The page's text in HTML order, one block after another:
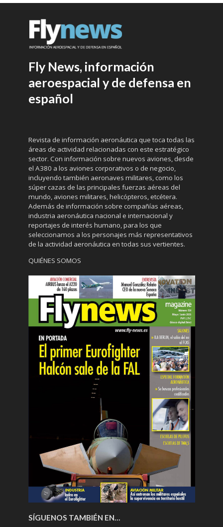
Fly News, información
aeroespacial y de defensa en
español
Revista de información aeronáutica que toca todas las
áreas de actividad relacionadas con este estratégico
sector. Con información sobre nuevos aviones, desde
el A380 a los aviones corporativos o de negocio,
incluyendo también aeronaves militares, como los
súper cazas de las principales fuerzas aéreas del
mundo, aviones militares, helicópteros, etcétera.
Además de información sobre compañías aéreas,
industria aeronáutica nacional e internacional y
reportajes de interés humano, para los que
seleccionamos a los personajes más representativos
de la actividad aeronáutica en todas sus vertientes.
QUIÉNES SOMOS
SÍGUENOS TAMBIÉN EN…